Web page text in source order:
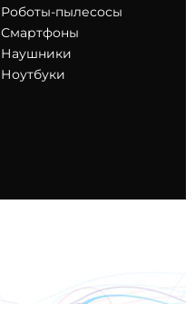
Роботы-пылесосы
Смартфоны
Наушники
Ноутбуки